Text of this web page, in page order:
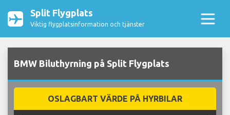
Split Flygplats
Viktig flygplatsinformation och tjänster
BMW Biluthyrning på Split Flygplats
OSLAGBART VÄRDE PÅ HYRBILAR